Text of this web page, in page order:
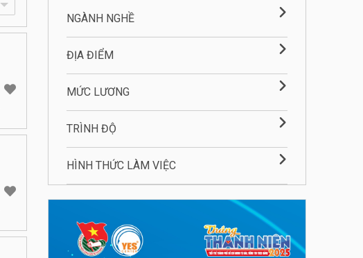
NGÀNH NGHỀ
ĐỊA ĐIỂM
MỨC LƯƠNG
TRÌNH ĐỘ
HÌNH THỨC LÀM VIỆC